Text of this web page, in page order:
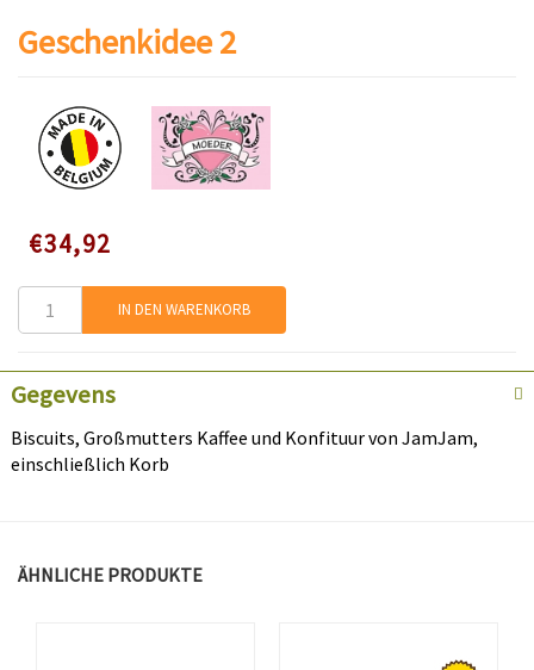
Geschenkidee 2
Speciale
prijs
€34,92
IN DEN WARENKORB
Gegevens
Biscuits, Großmutters Kaffee und Konfituur von JamJam,
einschließlich Korb
ÄHNLICHE PRODUKTE